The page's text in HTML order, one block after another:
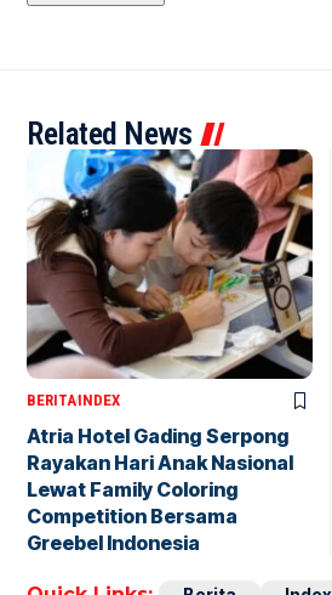
Related News
BERITAINDEX
Atria Hotel Gading Serpong
Rayakan Hari Anak Nasional
Lewat Family Coloring
Competition Bersama
Greebel Indonesia